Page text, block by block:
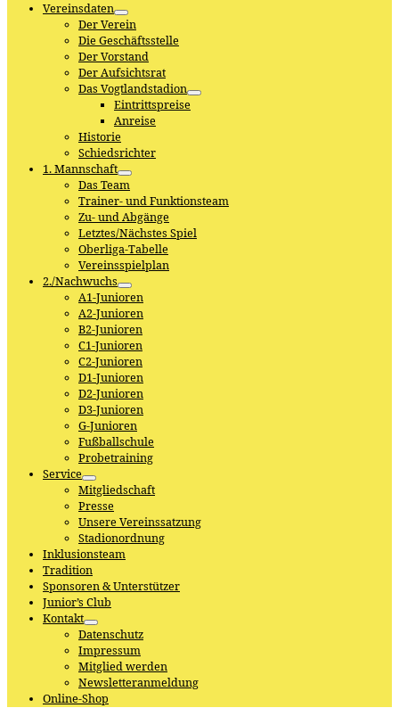
Vereinsdaten
Der Verein
Die Geschäftsstelle
Der Vorstand
Der Aufsichtsrat
Das Vogtlandstadion
Eintrittspreise
Anreise
Historie
Schiedsrichter
1. Mannschaft
Das Team
Trainer- und Funktionsteam
Zu- und Abgänge
Letztes/Nächstes Spiel
Oberliga-Tabelle
Vereinsspielplan
2./Nachwuchs
A1-Junioren
A2-Junioren
B2-Junioren
C1-Junioren
C2-Junioren
D1-Junioren
D2-Junioren
D3-Junioren
G-Junioren
Fußballschule
Probetraining
Service
Mitgliedschaft
Presse
Unsere Vereinssatzung
Stadionordnung
Inklusionsteam
Tradition
Sponsoren & Unterstützer
Junior’s Club
Kontakt
Datenschutz
Impressum
Mitglied werden
Newsletteranmeldung
Online-Shop